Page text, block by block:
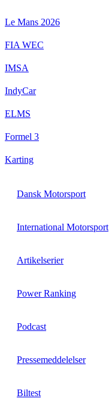
til
Le Mans 2026
FIA WEC
IMSA
IndyCar
ELMS
Formel 3
Karting
Dansk Motorsport
International Motorsport
Artikelserier
Power Ranking
Podcast
Pressemeddelelser
Biltest